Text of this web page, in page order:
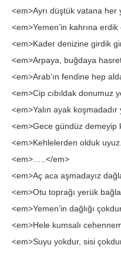
<em>Ayrı düştük vatana her
<em>Yemen’in kahrına
<em>Kader denizine girdik
<em>Arpaya, buğdaya
<em>Arab’ın fendine hep
<em>Cip cıbıldak donumuz
<em>Yalın ayak koşmadadır
<em>Gece gündüz demeyip
<em>Kehlelerden olduk
<em>…..</em>
<em>Aç aca aşmadayız
<em>Otu toprağı yerük
<em>Yemen’in dağlığı
<em>Hele kumsalı
<em>Suyu yokdur, sisi